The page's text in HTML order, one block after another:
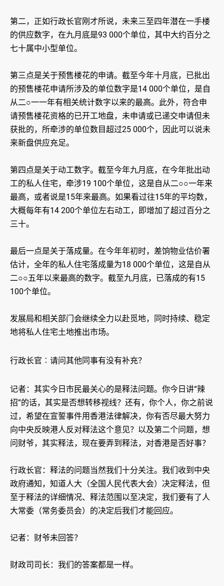
第二，正如行政长官刚才所说，未来三至四年潜在一手楼
的供应数字，在九月底是93 000个单位，其中大约百分之
七十属中小型单位。
第三点是关于预售楼花的申请。截至今年十月底，已批出
的预售楼花申请所涉及的单位数字是14 000个单位，是自
从二○一一年有相关统计数字以来的最高。此外，符合申
请预售楼花资格的已开工地盘，未申请或已递交申请但未
获批的，所牵涉的单位数目超过25 000个，因此可以说未
来新盘供应充足。
第四点是关于动工数字。截至今年九月底，在今年批出动
工的私人住宅，牵涉19 100个单位，这是自从二○○一年来
最高，或者说是15年来最高。如果看过往15年的平均数，
大概每年有14 200个单位左右动工，即增加了超过百分之
三十。
最后一点是关于落成量。在今年年初时，差饷物业估价署
估计，全年的私人住宅落成量为18 000个单位，这是自从
二○○五年以来最高的数字。截至九月底，已落成的有15
100个单位。
发展局和相关部门会继续全力以赴觅地，同时持续、稳定
地将私人住宅土地推出市场。
行政长官︰请问其他同事有没有补充？
记者：其实今日市民最关心的是释法问题。你今日讲“辣
招”的话，其实是否想转移视线？还有，你个人，你之前说
过，希望在宣誓事件用香港法律解决，你有否尽最大努力
向中央反映港人反对释法这个意见？以及第二个问题，想
问财爷，其实释法，现在要弄到释法，对香港是否好事？
行政长官：释法的问题当然我们十分关注。我们收到中央
政府通知，知道人大（全国人民代表大会）决定释法，但
至于释法的详细情况、释法范围以至决定，我们要有了人
大常委（常务委员会）的决定后我们才能回应。
记者：财爷未回答？
财政司司长：我们的答案都是一样。